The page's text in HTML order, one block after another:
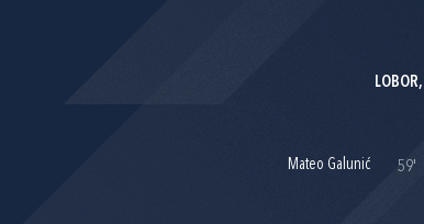
Mateo Galunić 59'